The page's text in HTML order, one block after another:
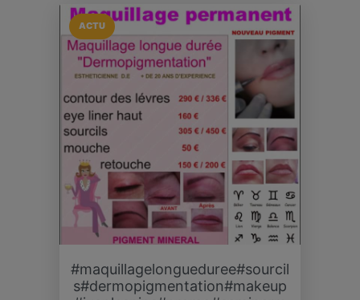
ACTU
#maquillagelongueduree#sourcil
s#dermopigmentation#makeup